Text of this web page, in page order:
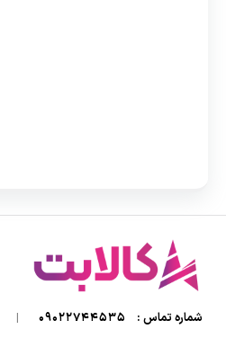
شماره تماس : 09022744535
|